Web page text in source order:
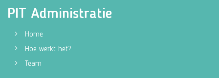
PIT Administratie
Home
Hoe werkt het?
Team